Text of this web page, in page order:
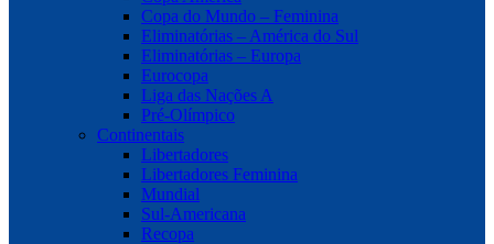
Copa do Mundo – Feminina
Eliminatórias – América do Sul
Eliminatórias – Europa
Eurocopa
Liga das Nações A
Pré-Olímpico
Continentais
Libertadores
Libertadores Feminina
Mundial
Sul-Americana
Recopa